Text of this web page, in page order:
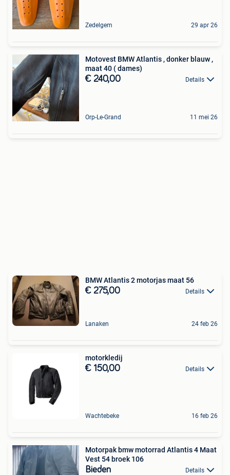
Zedelgem 29 apr 26
Motovest BMW Atlantis , donker blauw ,
maat 40 ( dames)
€ 240,00 Details
Orp-Le-Grand 11 mei 26
BMW Atlantis 2 motorjas maat 56
€ 275,00 Details
Lanaken 24 feb 26
motorkledij
€ 150,00 Details
Wachtebeke 16 feb 26
Motorpak bmw motorrad Atlantis 4 Maat
Vest 54 broek 106
Bieden Details